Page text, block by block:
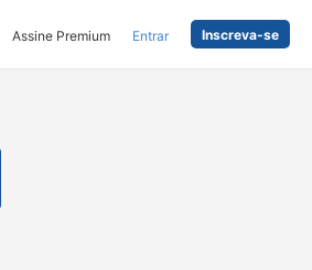
Assine Premium Entrar Inscreva-se